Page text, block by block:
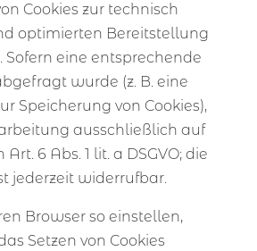
Cookies zur technisch
optimierten Bereitstellung
Sofern eine entsprechende
wurde (z. B. eine
Speicherung von Cookies),
ausschließlich auf
6 Abs. 1 lit. a DSGVO; die
jederzeit widerrufbar.
Browser so einstellen,
Setzen von Cookies